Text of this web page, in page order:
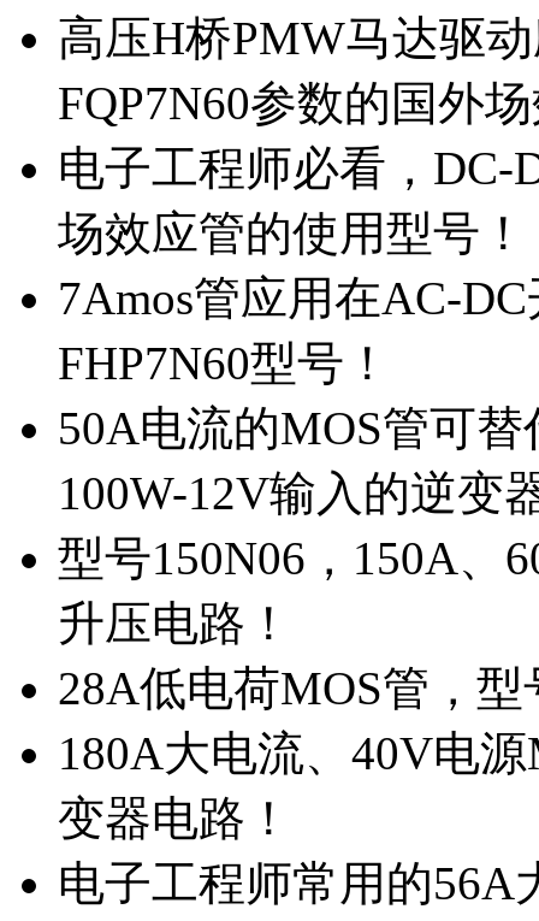
高压H桥PMW马达驱
FQP7N60参数的国外
电子工程师必看，DC-
场效应管的使用型号！
7Amos管应用在AC-
FHP7N60型号！
50A电流的MOS管可
100W-12V输入的逆变
型号150N06，150A、
升压电路！
28A低电荷MOS管，
180A大电流、40V电
变器电路！
电子工程师常用的56A